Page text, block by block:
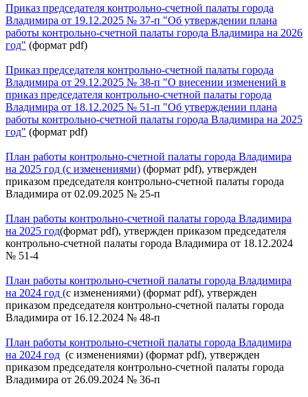
Приказ председателя контрольно-счетной палаты города
Владимира от 19.12.2025 № 37-п "Об утверждении плана
работы контрольно-счетной палаты города Владимира на 2026
год" (формат pdf)
Приказ председателя контрольно-счетной палаты города
Владимира от 29.12.2025 № 38-п "О внесении изменений в
приказ председателя контрольно-счетной палаты города
Владимира от 18.12.2025 № 51-п "Об утверждении плана
работы контрольно-счетной палаты города Владимира на 2025
год" (формат pdf)
План работы контрольно-счетной палаты города Владимира
на 2025 год (с изменениями) (формат pdf), утвержден
приказом председателя контрольно-счетной палаты города
Владимира от 02.09.2025 № 25-п
План работы контрольно-счетной палаты города Владимира
на 2025 год(формат pdf), утвержден приказом председателя
контрольно-счетной палаты города Владимира от 18.12.2024
№ 51-4
План работы контрольно-счетной палаты города Владимира
на 2024 год (с изменениями) (формат pdf), утвержден
приказом председателя контрольно-счетной палаты города
Владимира от 16.12.2024 № 48-п
План работы контрольно-счетной палаты города Владимира
на 2024 год (с изменениями) (формат pdf), утвержден
приказом председателя контрольно-счетной палаты города
Владимира от 26.09.2024 № 36-п